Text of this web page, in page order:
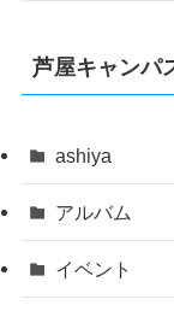
芦屋キャンパ
ashiya
アルバム
イベント